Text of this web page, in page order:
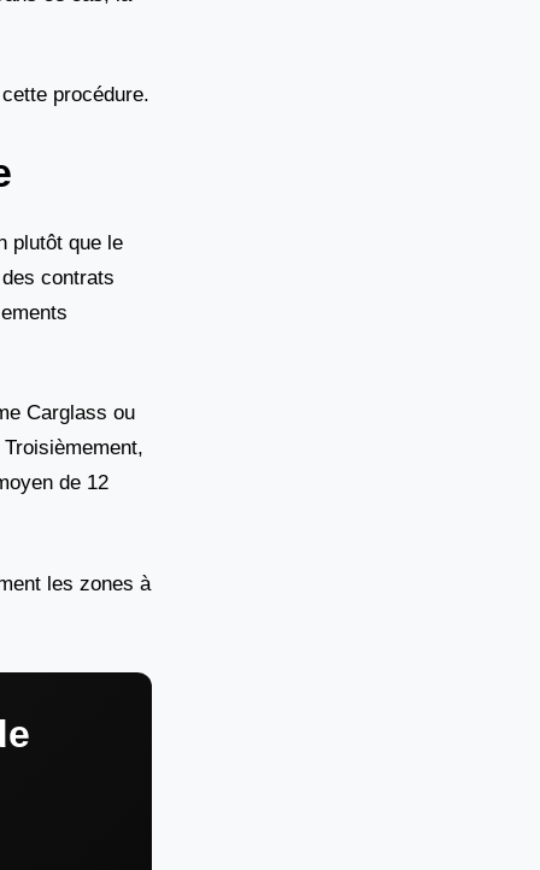
procédure.
plutôt que le
contrats
Carglass ou
de 12
les zones à